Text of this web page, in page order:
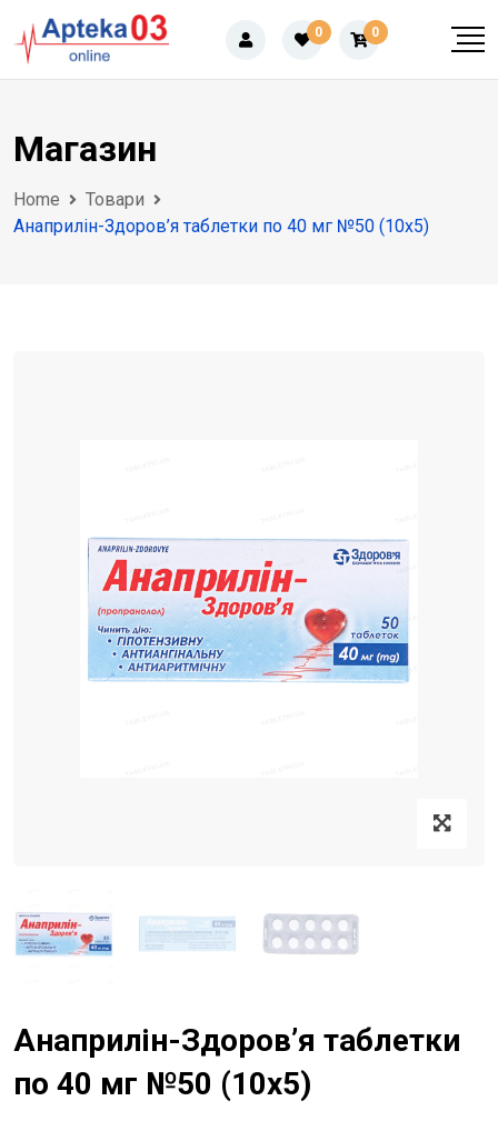
to
content
0 0
Магазин
Home
Товари
Анаприлін-Здоров’я таблетки по 40 мг №50 (10х5)
Анаприлін-Здоров’я таблетки
по 40 мг №50 (10х5)